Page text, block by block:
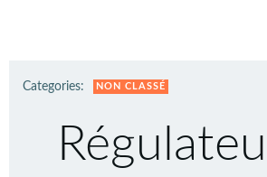
Categories: NON CLASSÉ